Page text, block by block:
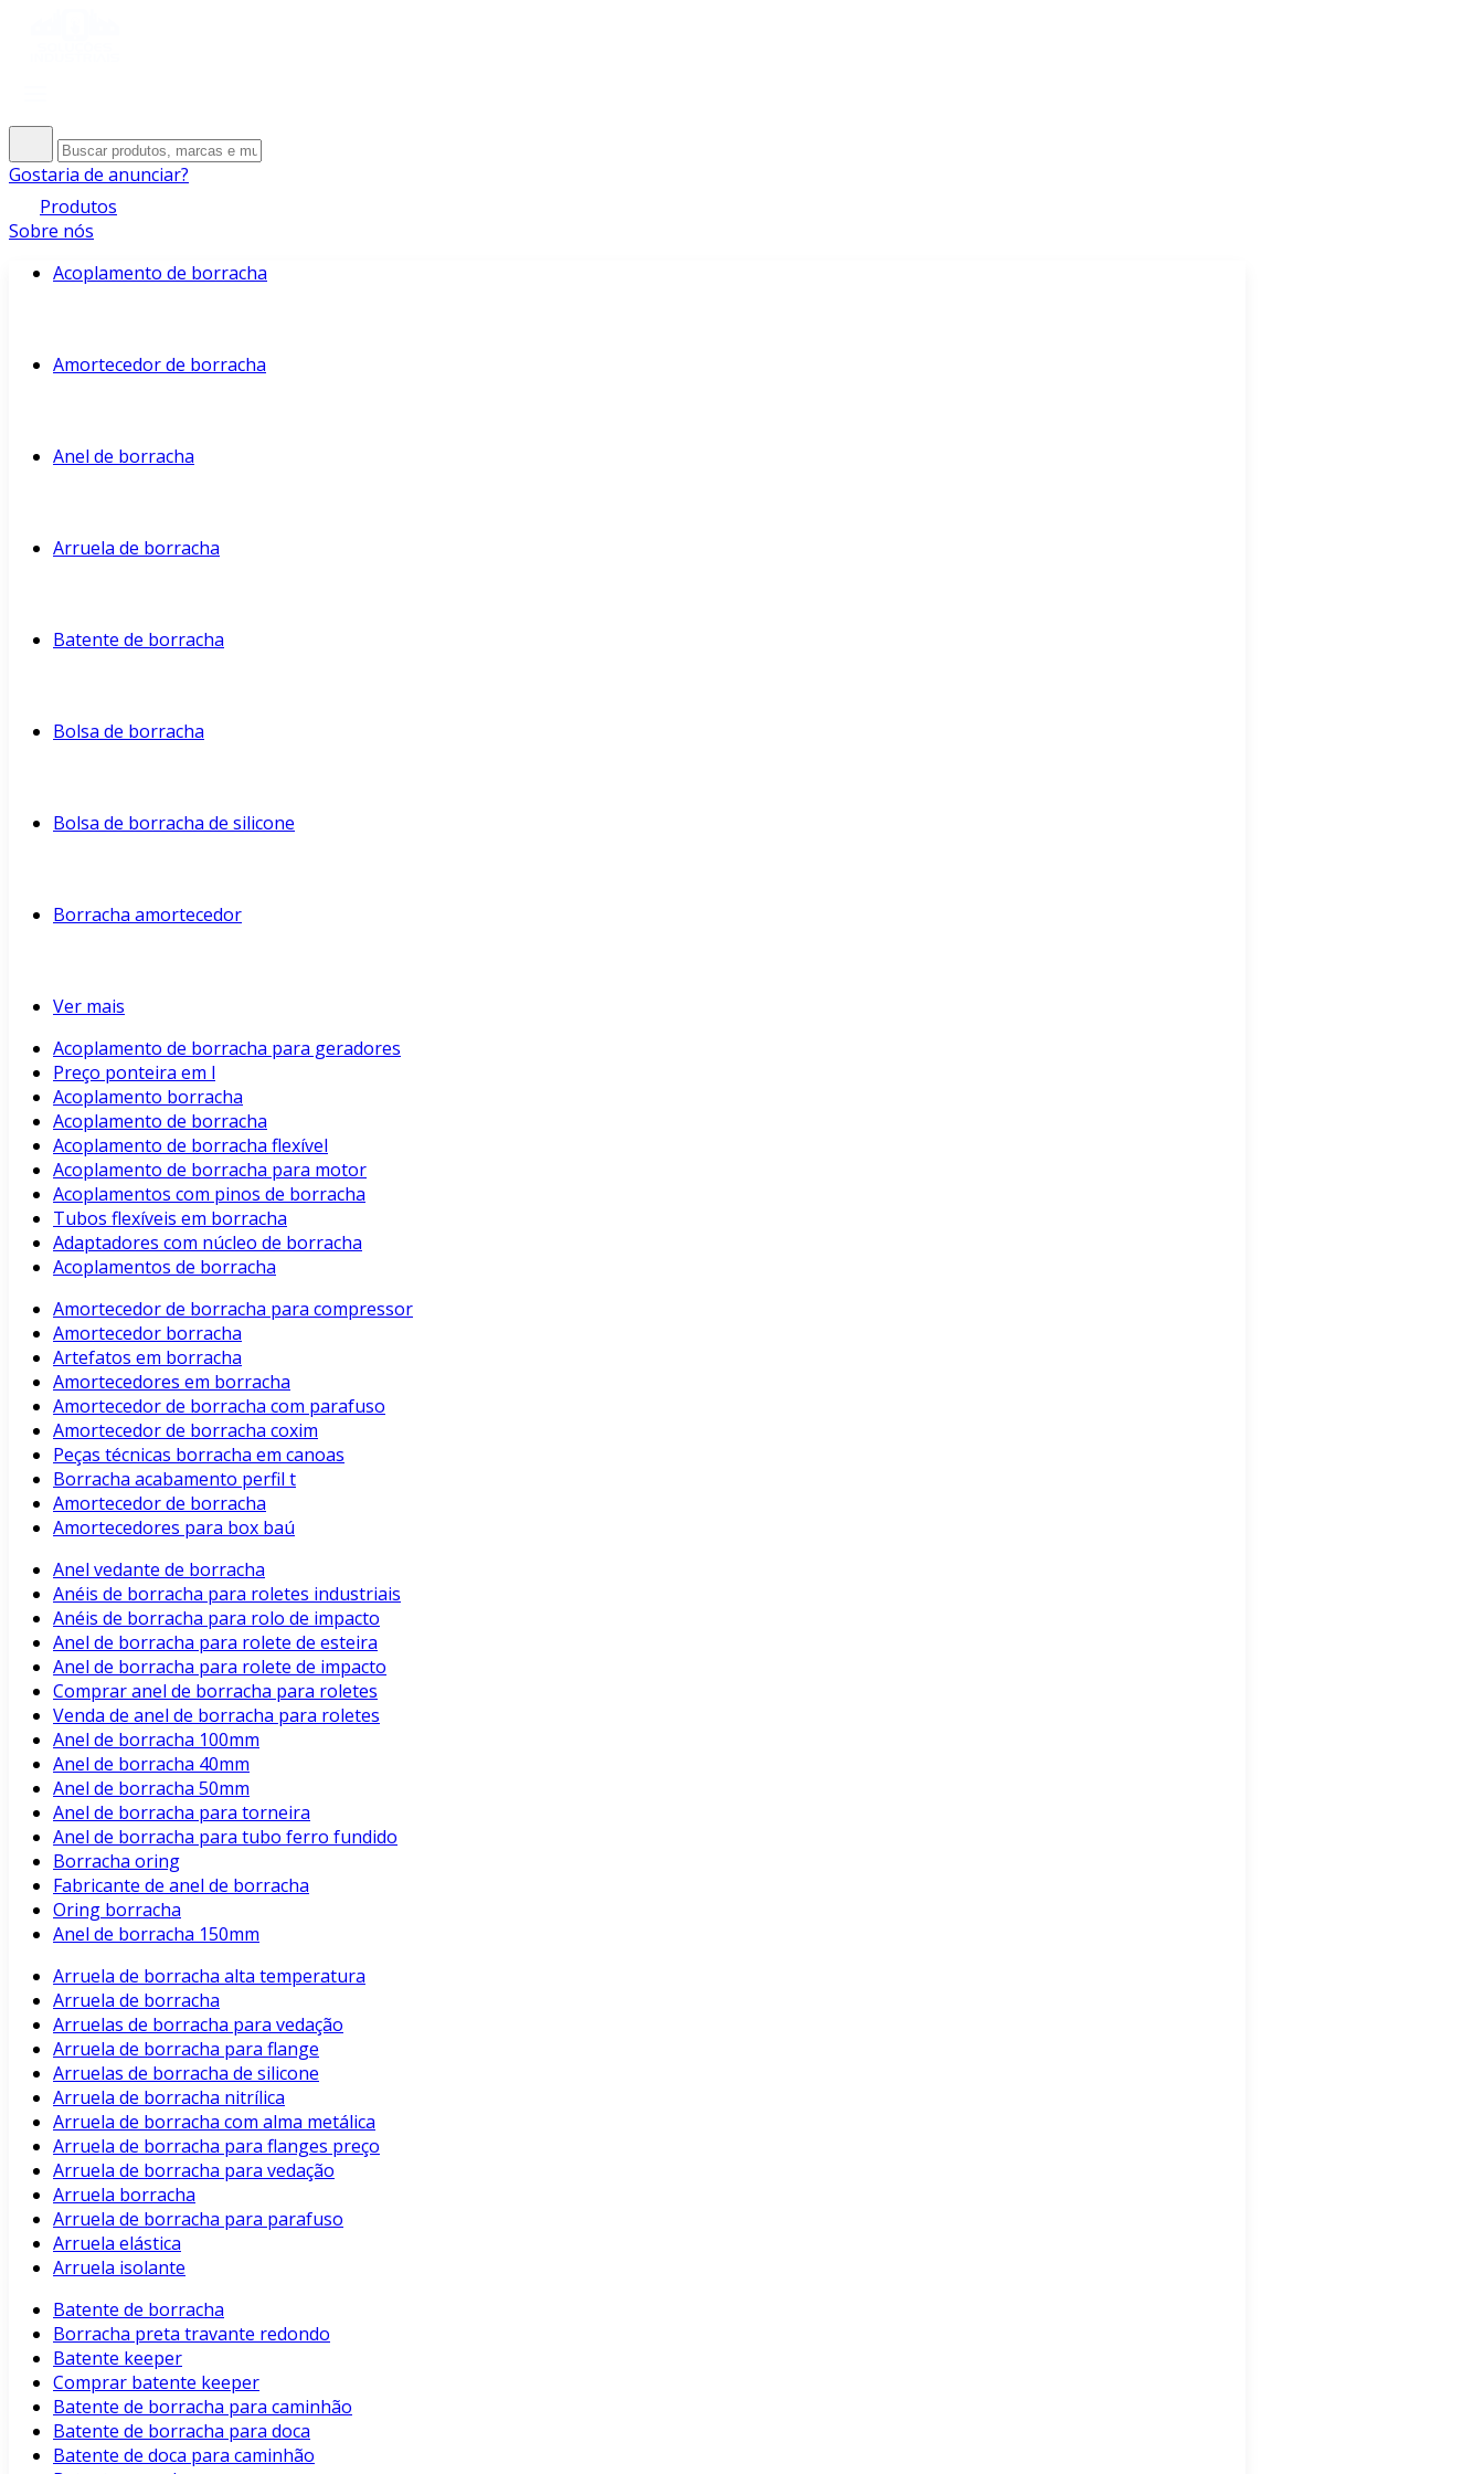
Gostaria de anunciar?
Produtos
Sobre nós
Acoplamento de borracha
Amortecedor de borracha
Anel de borracha
Arruela de borracha
Batente de borracha
Bolsa de borracha
Bolsa de borracha de silicone
Borracha amortecedor
Ver mais
Acoplamento de borracha para geradores
Preço ponteira em l
Acoplamento borracha
Acoplamento de borracha
Acoplamento de borracha flexível
Acoplamento de borracha para motor
Acoplamentos com pinos de borracha
Tubos flexíveis em borracha
Adaptadores com núcleo de borracha
Acoplamentos de borracha
Amortecedor de borracha para compressor
Amortecedor borracha
Artefatos em borracha
Amortecedores em borracha
Amortecedor de borracha com parafuso
Amortecedor de borracha coxim
Peças técnicas borracha em canoas
Borracha acabamento perfil t
Amortecedor de borracha
Amortecedores para box baú
Anel vedante de borracha
Anéis de borracha para roletes industriais
Anéis de borracha para rolo de impacto
Anel de borracha para rolete de esteira
Anel de borracha para rolete de impacto
Comprar anel de borracha para roletes
Venda de anel de borracha para roletes
Anel de borracha 100mm
Anel de borracha 40mm
Anel de borracha 50mm
Anel de borracha para torneira
Anel de borracha para tubo ferro fundido
Borracha oring
Fabricante de anel de borracha
Oring borracha
Anel de borracha 150mm
Arruela de borracha alta temperatura
Arruela de borracha
Arruelas de borracha para vedação
Arruela de borracha para flange
Arruelas de borracha de silicone
Arruela de borracha nitrílica
Arruela de borracha com alma metálica
Arruela de borracha para flanges preço
Arruela de borracha para vedação
Arruela borracha
Arruela de borracha para parafuso
Arruela elástica
Arruela isolante
Batente de borracha
Borracha preta travante redondo
Batente keeper
Comprar batente keeper
Batente de borracha para caminhão
Batente de borracha para doca
Batente de doca para caminhão